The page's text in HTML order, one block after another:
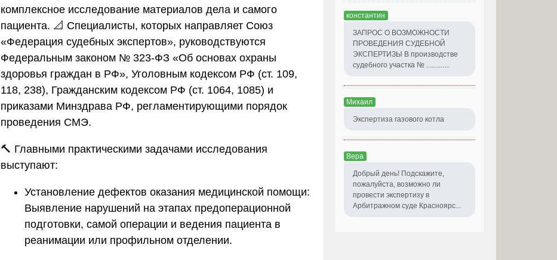
комплексное исследование материалов дела и самого
пациента. 📐 Специалисты, которых направляет Союз
«Федерация судебных экспертов», руководствуются
Федеральным законом № 323-ФЗ «Об основах охраны
здоровья граждан в РФ», Уголовным кодексом РФ (ст. 109,
118, 238), Гражданским кодексом РФ (ст. 1064, 1085) и
приказами Минздрава РФ, регламентирующими порядок
проведения СМЭ.
🔨 Главными практическими задачами исследования
выступают:
Установление дефектов оказания медицинской помощи:
Выявление нарушений на этапах предоперационной
подготовки, самой операции и ведения пациента в
реанимации или профильном отделении.
константин
ЗАПРОС О ВОЗМОЖНОСТИ
ПРОВЕДЕНИЯ СУДЕБНОЙ
ЭКСПЕРТИЗЫ В производстве
судебного участка № .............
Михаил
Экспертиза газового котла
Вера
Добрый день! Подскажите,
пожалуйста, возможно ли
провести экспертизу в
Арбитражном суде Красноярс...